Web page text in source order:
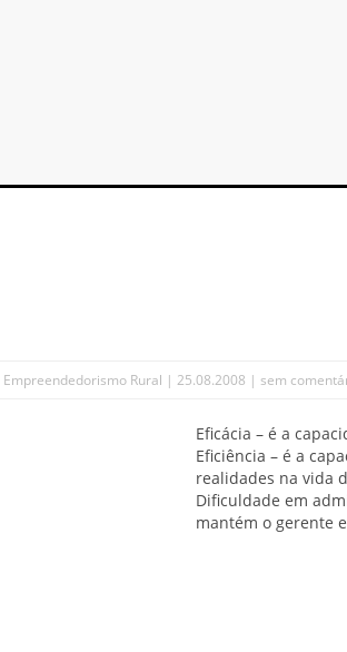
Empreendedorismo Rural | 25.08.2008 | sem
Eficácia – é a
Eficiência – é a
realidades na vida
Dificuldade em
mantém o gerente